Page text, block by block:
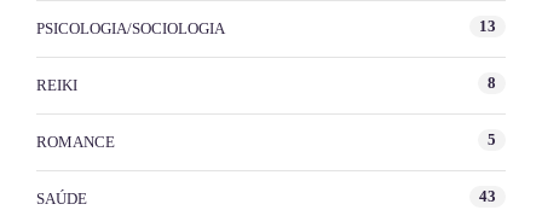
PSICOLOGIA/SOCIOLOGIA 13
REIKI 8
ROMANCE 5
SAÚDE 43